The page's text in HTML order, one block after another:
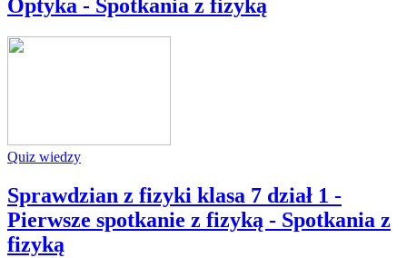
Optyka - Spotkania z fizyką
Quiz wiedzy
Sprawdzian z fizyki klasa 7 dział 1 -
Pierwsze spotkanie z fizyką - Spotkania z
fizyką